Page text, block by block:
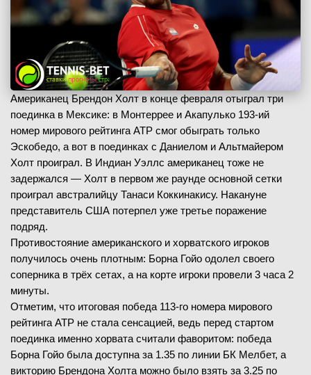
Американец Брендон Холт в конце февраля отыграл три
поединка в Мексике: в Монтеррее и Акапулько 193-ий
номер мирового рейтинга ATP смог обыграть только
Эскобедо, а вот в поединках с Даниелом и Альтмайером
Холт проиграл. В Индиан Уэллс американец тоже не
задержался — Холт в первом же раунде основной сетки
проиграл австралийцу Танаси Коккинакису. Накануне
представитель США потерпел уже третье поражение
подряд.
Противостояние американского и хорватского игроков
получилось очень плотным: Борна Гойо одолел своего
соперника в трёх сетах, а на корте игроки провели 3 часа 2
минуты.
Отметим, что итоговая победа 113-го номера мирового
рейтинга ATP не стала сенсацией, ведь перед стартом
поединка именно хорвата считали фаворитом: победа
Борна Гойо была доступна за 1.35 по линии БК Мелбет, а
викторию Брендона Холта можно было взять за 3.25 по